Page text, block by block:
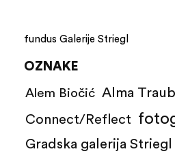
fundus Galerije Striegl
OZNAKE
Alem Biočić Alma
Connect/Reflect
Gradska galerija Striegl